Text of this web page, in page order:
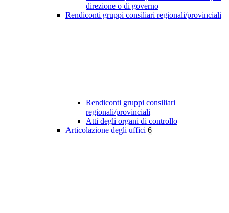
direzione o di governo
Rendiconti gruppi consiliari regionali/provinciali
Rendiconti gruppi consiliari
regionali/provinciali
Atti degli organi di controllo
Articolazione degli uffici 6